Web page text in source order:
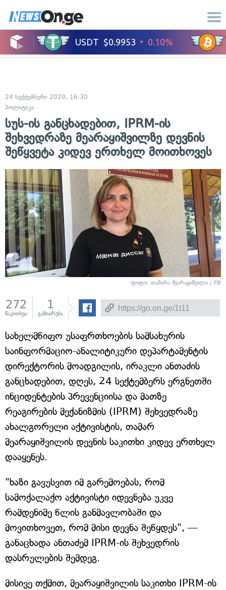
24 სექტემბერი 2020, 16:30
პოლიტიკა
სუს-ის განცხადებით, IPRM-ის
შეხვედრაზე მეარაყიშვილზე დევნის
შეწყვეტა კიდევ ერთხელ მოითხოვეს
ფოტო: თამარა მეარაყიშვილი / FB
272
წაკითხვა
1
გაზიარება
სახელმწიფო უსაფრთხოების სამსახურის
საინფორმაციო-ანალიტიკური დეპარტამენტის
დირექტორის მოადგილის, ირაკლი ანთაძის
განცხადებით, დღეს, 24 სექტემბერს ერგნეთში
ინციდენტების პრევენციისა და მათზე
რეაგირების მექანიზმის (IPRM) შეხვედრაზე
ახალგორელი აქტივისტის, თამარ
მეარაყიშვილის დევნის საკითხი კიდევ ერთხელ
დააყენეს.
"ხაზი გავუსვით იმ გარემოებას, რომ
სამოქალაქო აქტივისტი იდევნება უკვე
რამდენიმე წლის განმავლობაში და
მოვითხოვეთ, რომ მისი დევნა შეწყდეს", —
განაცხადა ანთაძემ IPRM-ის შეხვედრის
დასრულების შემდეგ.
მისივე თქმით, მეარაყიშვილის საკითხი IPRM-ის